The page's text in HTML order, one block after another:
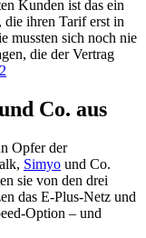
Kunden ist das ein
die ihren Tarif erst in
mussten sich noch nie
die der Vertrag
Co. aus
Opfer der
Simyo und Co.
sie von den drei
das E-Plus-Netz und
Option – und